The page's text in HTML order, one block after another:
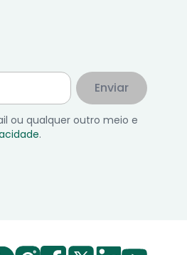
Enviar
ou qualquer outro meio e
.